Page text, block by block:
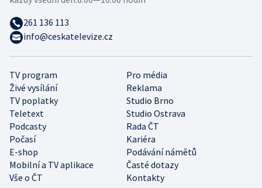
TV program
Pro média
Živé vysílání
Reklama
TV poplatky
Studio Brno
Teletext
Studio Ostrava
Podcasty
Rada ČT
Počasí
Kariéra
E-shop
Podávání námětů
Mobilní a TV aplikace
Časté dotazy
Vše o ČT
Kontakty
261 136 113
info@ceskatelevize.cz